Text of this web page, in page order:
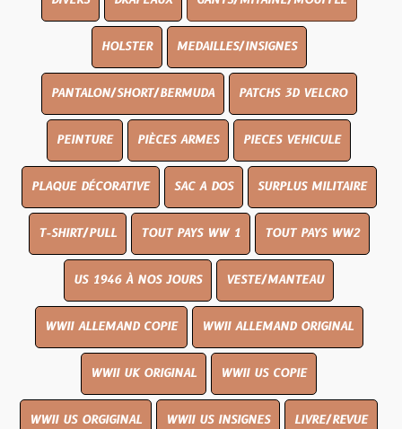
HOLSTER MEDAILLES/INSIGNES
PANTALON/SHORT/BERMUDA PATCHS 3D VELCRO
PEINTURE PIÈCES ARMES PIECES VEHICULE
PLAQUE DÉCORATIVE SAC A DOS SURPLUS MILITAIRE
T-SHIRT/PULL TOUT PAYS WW 1 TOUT PAYS WW2
US 1946 À NOS JOURS VESTE/MANTEAU
WWII ALLEMAND COPIE WWII ALLEMAND ORIGINAL
WWII UK ORIGINAL WWII US COPIE
WWII US ORGIGINAL WWII US INSIGNES LIVRE/REVUE